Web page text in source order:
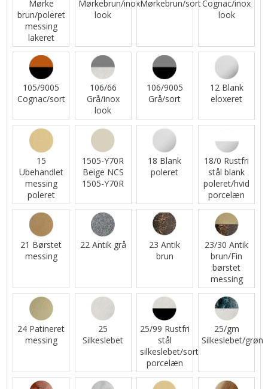
Mørke
brun/poleret
messing
lakeret
Mørkebrun/inox
look
Mørkebrun/sortCognac/inox
look
105/9005
Cognac/sort
106/66
Grå/inox
look
106/9005
Grå/sort
12 Blank
eloxeret
15
Ubehandlet
messing
poleret
1505-Y70R
Beige NCS
1505-Y70R
18 Blank
poleret
18/0 Rustfri
stål blank
poleret/hvid
porcelæn
21 Børstet
messing
22 Antik grå
23 Antik
brun
23/30 Antik
brun/Fin
børstet
messing
24 Patineret
messing
25
Silkeslebet
25/99 Rustfri
stål
silkeslebet/sort
porcelæn
25/gm
Silkeslebet/grøn